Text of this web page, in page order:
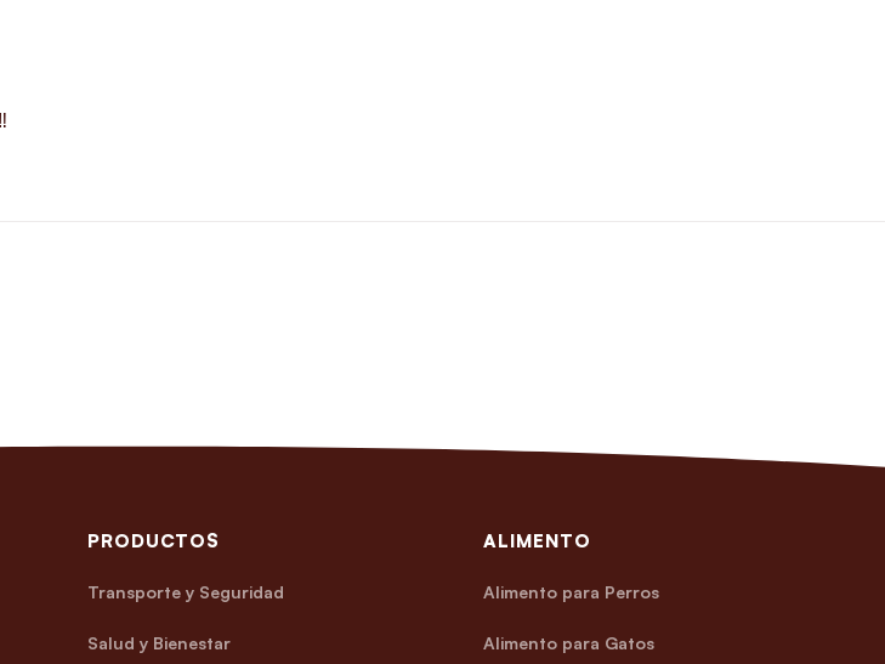
PRODUCTOS
Transporte y Seguridad
Salud y Bienestar
ALIMENTO
Alimento para Perros
Alimento para Gatos